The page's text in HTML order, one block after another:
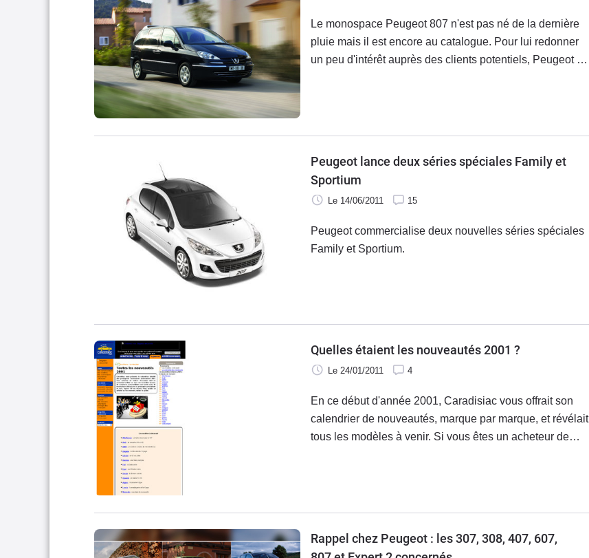
Le monospace Peugeot 807 n'est pas né de la dernière
pluie mais il est encore au catalogue. Pour lui redonner
un peu d'intérêt auprès des clients potentiels, Peugeot lui
Peugeot lance deux séries spéciales Family et
Sportium
Le 14/06/2011 15
Peugeot commercialise deux nouvelles séries spéciales
Family et Sportium.
Quelles étaient les nouveautés 2001 ?
Le 24/01/2011 4
En ce début d'année 2001, Caradisiac vous offrait son
calendrier de nouveautés, marque par marque, et révélait
tous les modèles à venir. Si vous êtes un acheteur de
Rappel chez Peugeot : les 307, 308, 407, 607,